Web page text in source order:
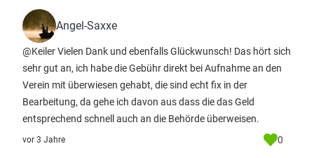
Angel-Saxxe
@Keiler Vielen Dank und ebenfalls Glückwunsch! Das hört sich
sehr gut an, ich habe die Gebühr direkt bei Aufnahme an den
Verein mit überwiesen gehabt, die sind echt fix in der
Bearbeitung, da gehe ich davon aus dass die das Geld
entsprechend schnell auch an die Behörde überweisen.
vor 3 Jahre 0